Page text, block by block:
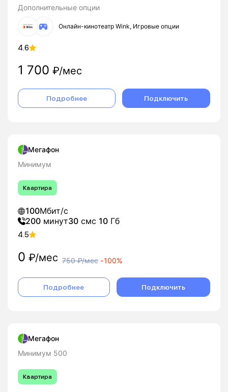
Дополнительные опции
Онлайн-кинотеатр Wink, Игровые опции
4.6
1 700 ₽/мес
Подробнее Подключить
Мегафон
Минимум
Квартира
100Мбит/с
200 минут30 смс 10 Гб
4.5
0 ₽/мес 750₽/мес -100%
Подробнее Подключить
Мегафон
Минимум 500
Квартира